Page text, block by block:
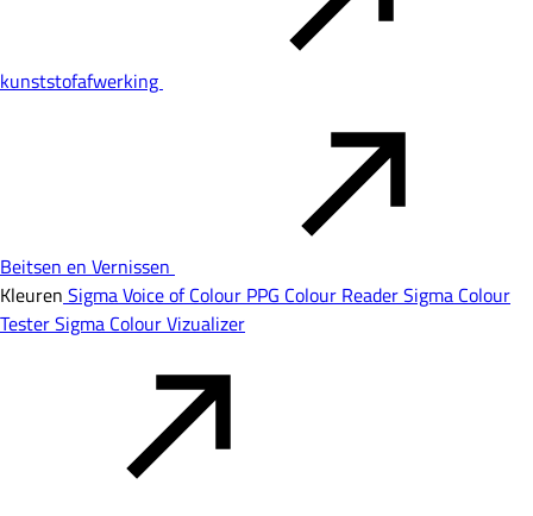
kunststofafwerking
Beitsen en Vernissen
Kleuren Sigma Voice of Colour PPG Colour ReaderSigma Colour
TesterSigma Colour Vizualizer